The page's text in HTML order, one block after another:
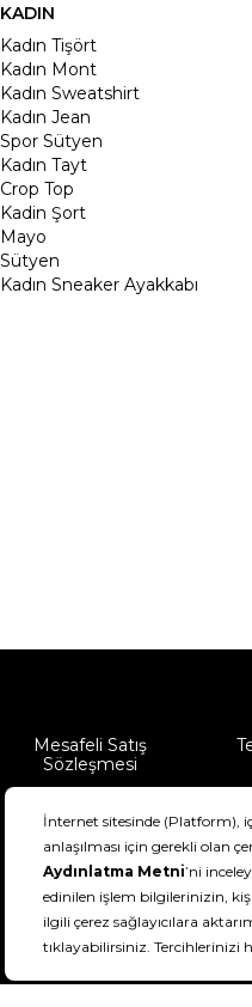
KADIN
Kadın Tişört
Kadın Mont
Kadın Sweatshirt
Kadın Jean
Spor Sütyen
Kadın Tayt
Crop Top
Kadin Şort
Mayo
Sütyen
Kadın Sneaker Ayakkabı
Mesafeli Satış
Sözleşmesi